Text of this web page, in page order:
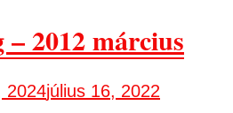
2012 március
2024július 16, 2022